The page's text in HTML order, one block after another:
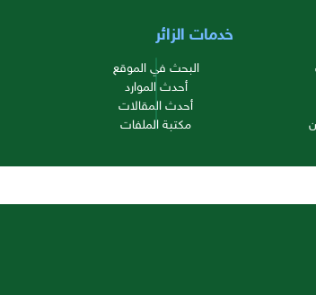
خدمات الزائر
البحث في الموقع
أحدث الموارد
أحدث المقالات
مكتبة الملفات